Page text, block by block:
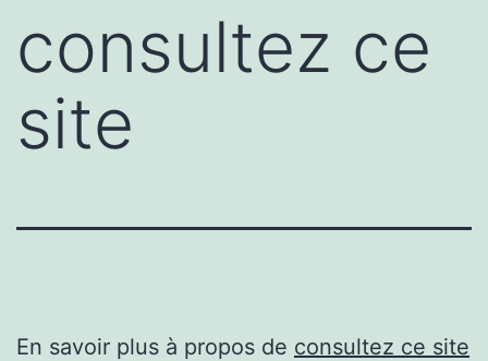
consultez ce
site
En savoir plus à propos de consultez ce site